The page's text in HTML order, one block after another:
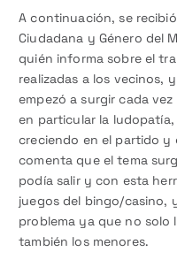
A continuación, se
Ciudadana y Género del
quién informa sobre el
realizadas a los vecinos,
empezó a surgir cada
en particular la
creciendo en el partido y
comenta que el tema
podía salir y con esta
juegos del bingo/casino,
problema ya que no solo
también los menores.